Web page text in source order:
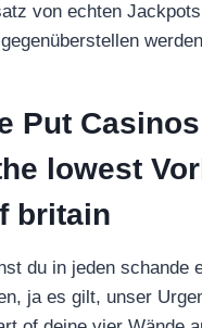
von echten
Put
lowest
britain
du in jeden schande
ja es gilt, unser